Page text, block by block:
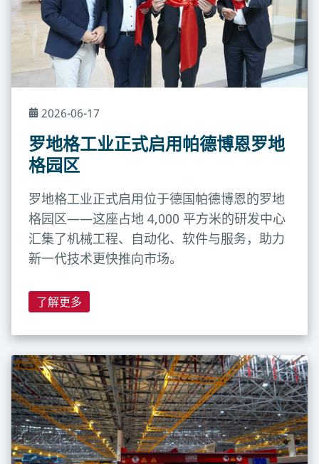
2026-06-17
罗地格工业正式启用帕德博恩罗地
格园区
罗地格工业正式启用位于德国帕德博恩的罗地
格园区——这座占地 4,000 平方米的研发中心
汇集了机械工程、自动化、软件与服务，助力
新一代技术更快推向市场。
了解更多